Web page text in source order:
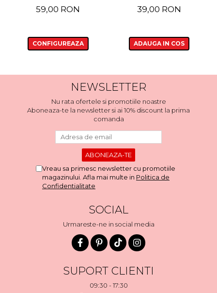
59,00 RON
CONFIGUREAZA
39,00 RON
ADAUGA IN COS
NEWSLETTER
Nu rata ofertele si promotiile noastre
Aboneaza-te la newsletter si ai 10% discount la prima
comanda
Vreau sa primesc newsletter cu promotiile
magazinului. Afla mai multe in Politica de
Confidentialitate
SOCIAL
Urmareste-ne in social media
SUPORT CLIENTI
09:30 - 17:30